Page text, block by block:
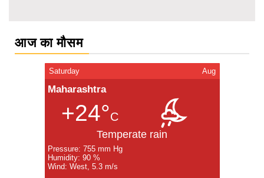
आज का मौसम
Saturday Aug
Maharashtra
+24°C
Temperate rain
Pressure: 755 mm Hg
Humidity: 90 %
Wind: West, 5.3 m/s